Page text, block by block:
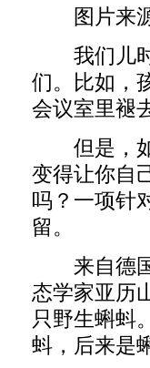
图片来源
我们儿时
们。比如，
会议室里褪
但是，如
变得让你自
吗？一项针
留。
来自德国
态学家亚历
只野生蝌蚪
蚪，后来是